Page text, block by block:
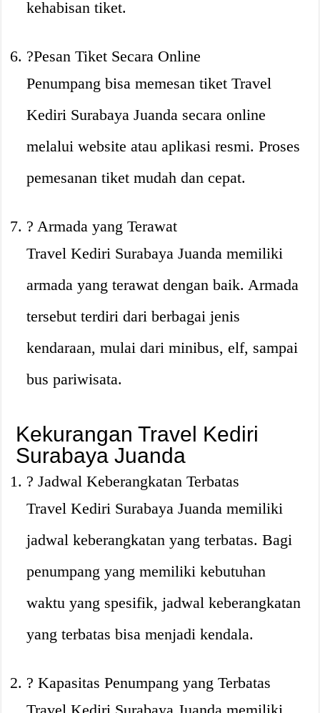
kehabisan tiket.
?Pesan Tiket Secara Online
Penumpang bisa memesan tiket Travel
Kediri Surabaya Juanda secara online
melalui website atau aplikasi resmi. Proses
pemesanan tiket mudah dan cepat.
? Armada yang Terawat
Travel Kediri Surabaya Juanda memiliki
armada yang terawat dengan baik. Armada
tersebut terdiri dari berbagai jenis
kendaraan, mulai dari minibus, elf, sampai
bus pariwisata.
Kekurangan Travel Kediri
Surabaya Juanda
? Jadwal Keberangkatan Terbatas
Travel Kediri Surabaya Juanda memiliki
jadwal keberangkatan yang terbatas. Bagi
penumpang yang memiliki kebutuhan
waktu yang spesifik, jadwal keberangkatan
yang terbatas bisa menjadi kendala.
? Kapasitas Penumpang yang Terbatas